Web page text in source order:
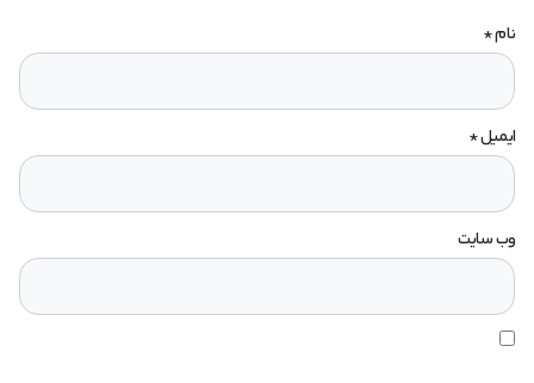
نام*
ایمیل*
وب‌ سایت